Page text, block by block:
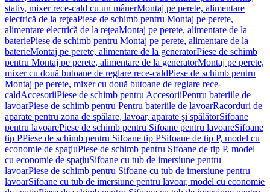
stativ, mixer rece-cald cu un mânerMontaj pe perete, alimentare
electrică de la reţeaPiese de schimb pentru Montaj pe perete,
alimentare electrică de la reţeaMontaj pe perete, alimentare de la
bateriePiese de schimb pentru Montaj pe perete, alimentare de la
baterieMontaj pe perete, alimentare de la generatorPiese de schimb
pentru Montaj pe perete, alimentare de la generatorMontaj pe perete,
mixer cu două butoane de reglare rece-caldPiese de schimb pentru
Montaj pe perete, mixer cu două butoane de reglare rece-
caldAccesoriiPiese de schimb pentru AccesoriiPentru bateriile de
lavoarPiese de schimb pentru Pentru bateriile de lavoarRacorduri de
aparate pentru zona de spălare, lavoar, aparate şi spălătorSifoane
pentru lavoarePiese de schimb pentru Sifoane pentru lavoareSifoane
tip PPiese de schimb pentru Sifoane tip PSifoane de tip P, model cu
economie de spaţiuPiese de schimb pentru Sifoane de tip P, model
cu economie de spaţiuSifoane cu tub de imersiune pentru
lavoarPiese de schimb pentru Sifoane cu tub de imersiune pentru
lavoarSifoane cu tub de imersiune pentru lavoar, model cu economie